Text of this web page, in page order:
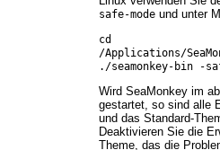
safe-mode und unter
cd
/Applications/
./seamonkey-bin -
Wird SeaMonkey im
gestartet, so sind alle
und das Standard-
Deaktivieren Sie die
Theme, das die